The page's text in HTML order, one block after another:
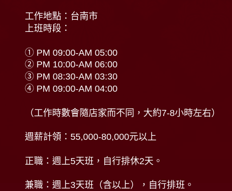
工作地點：台南市
上班時段：
① PM 09:00-AM 05:00
② PM 10:00-AM 06:00
③ PM 08:30-AM 03:30
④ PM 09:00-AM 04:00
（工作時數會隨店家而不同，大約7-8小時左右）
週薪計領：55,000-80,000元以上
正職：週上5天班，自行排休2天。
兼職：週上3天班（含以上），自行排班。